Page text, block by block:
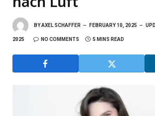
BYAXEL SCHAFFER FEBRUARY 10, 2025
2025 NO COMMENTS 5 MINS READ